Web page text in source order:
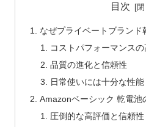
目次
なぜプライベートブランド
コストパフォーマンスの
品質の進化と信頼性
日常使いには十分な性能
Amazonベーシック 乾電池
圧倒的な高評価と信頼性